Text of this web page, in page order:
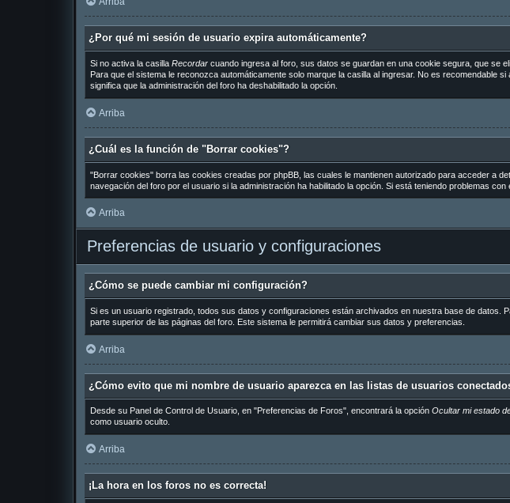
¿Por qué mi sesión de usuario expira automáticamente?
Si no activa la casilla Recordarcuando ingresa al foro, sus datos se guardan en una cookie segura, que se
Para que el sistema le reconozca automáticamente solo marque la casilla al ingresar. No es recomendable
significa que la administración del foro ha deshabilitado la opción.
Arriba
¿Cuál es la función de "Borrar cookies"?
"Borrar cookies" borra las cookies creadas por phpBB, las cuales le mantienen autorizado para acceder a
navegación del foro por el usuario si la administración ha habilitado la opción. Si está teniendo problemas
Arriba
Preferencias de usuario y configuraciones
¿Cómo se puede cambiar mi configuración?
Si es un usuario registrado, todos sus datos y configuraciones están archivados en nuestra base de datos.
parte superior de las páginas del foro. Este sistema le permitirá cambiar sus datos y preferencias.
Arriba
¿Cómo evito que mi nombre de usuario aparezca en las listas de usuarios
Desde su Panel de Control de Usuario, en "Preferencias de Foros", encontrará la opción Ocultar mi estado
como usuario oculto.
Arriba
¡La hora en los foros no es correcta!